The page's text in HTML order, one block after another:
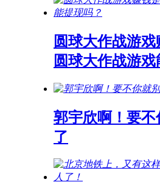
圆球大作战游
圆球大作战游戏
郭宇欣啊！要不
了